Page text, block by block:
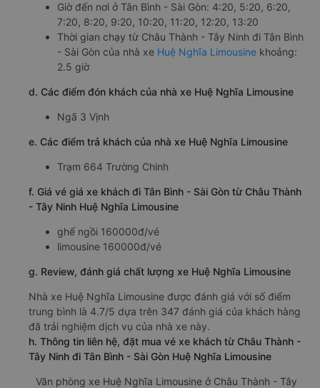
Giờ đến nơi ở Tân Bình - Sài Gòn: 4:20, 5:20, 6:20,
7:20, 8:20, 9:20, 10:20, 11:20, 12:20, 13:20
Thời gian chạy từ Châu Thành - Tây Ninh đi Tân Bình
- Sài Gòn của nhà xe Huệ Nghĩa Limousine khoảng:
2.5 giờ
d. Các điểm đón khách của nhà xe Huệ Nghĩa Limousine
Ngã 3 Vịnh
e. Các điểm trả khách của nhà xe Huệ Nghĩa Limousine
Trạm 664 Trường Chinh
f. Giá vé giá xe khách đi Tân Bình - Sài Gòn từ Châu Thành
- Tây Ninh Huệ Nghĩa Limousine
ghế ngồi 160000đ/vé
limousine 160000đ/vé
g. Review, đánh giá chất lượng xe Huệ Nghĩa Limousine
Nhà xe Huệ Nghĩa Limousine được đánh giá với số điểm
trung bình là 4.7/5 dựa trên 347 đánh giá của khách hàng
đã trải nghiệm dịch vụ của nhà xe này.
h. Thông tin liên hệ, đặt mua vé xe khách từ Châu Thành -
Tây Ninh đi Tân Bình - Sài Gòn Huệ Nghĩa Limousine
Văn phòng xe Huệ Nghĩa Limousine ở Châu Thành - Tây